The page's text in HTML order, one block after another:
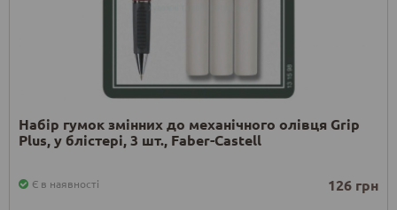
Набір гумок змінних до механічного олівця Grip
Plus, у блістері, 3 шт., Faber-Castell
Є в наявності 126 грн